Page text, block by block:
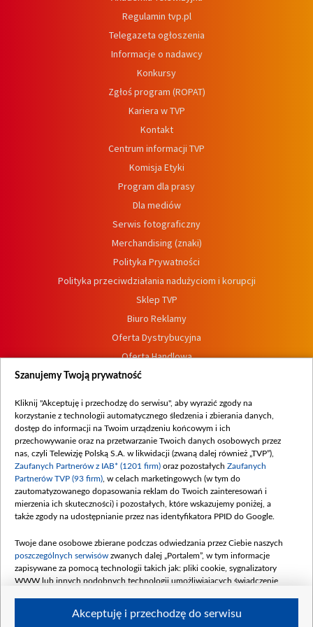
Regulamin tvp.pl
Telegazeta ogłoszenia
Informacje o nadawcy
Konkursy
Zgłoś program (ROPAT)
Kariera w TVP
Kontakt
Centrum informacji TVP
Komisja Etyki
Program dla prasy
Dla mediów
Serwis fotograficzny
Merchandising (znaki)
Polityka Prywatności
Polityka przeciwdziałania nadużyciom i korupcji
Sklep TVP
Biuro Reklamy
Oferta Dystrybucyjna
Oferta Handlowa
Dostępność
Procedura zgłoszeń wewnętrznych
Szanujemy Twoją prywatność
Kliknij "Akceptuję i przechodzę do serwisu", aby wyrazić zgody na
korzystanie z technologii automatycznego śledzenia i zbierania danych,
dostęp do informacji na Twoim urządzeniu końcowym i ich
przechowywanie oraz na przetwarzanie Twoich danych osobowych przez
nas, czyli Telewizję Polską S.A. w likwidacji (zwaną dalej również „TVP”),
Zaufanych Partnerów z IAB* (1201 firm) oraz pozostałych Zaufanych
Partnerów TVP (93 firm) , w celach marketingowych (w tym do
zautomatyzowanego dopasowania reklam do Twoich zainteresowań i
mierzenia ich skuteczności) i pozostałych, które wskazujemy poniżej, a
także zgody na udostępnianie przez nas identyfikatora PPID do Google.
Twoje dane osobowe zbierane podczas odwiedzania przez Ciebie naszych
poszczególnych serwisów zwanych dalej „Portalem”, w tym informacje
zapisywane za pomocą technologii takich jak: pliki cookie, sygnalizatory
WWW lub innych podobnych technologii umożliwiających świadczenie
Akceptuję i przechodzę do serwisu